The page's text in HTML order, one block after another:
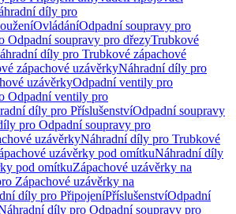
díly pro
OvládáníOdpadní soupravy pro
Odpadní soupravy pro dřezyTrubkové
díly pro Trubkové zápachové
zápachové uzávěrkyNáhradní díly pro
uzávěrkyOdpadní ventily pro
Odpadní ventily pro
díly pro PříslušenstvíOdpadní soupravy
pro Odpadní soupravy pro
uzávěrkyNáhradní díly pro Trubkové
uzávěrky pod omítkuNáhradní díly
pod omítkuZápachové uzávěrky na
Zápachové uzávěrky na
díly pro PřipojeníPříslušenstvíOdpadní
díly pro Odpadní soupravy pro